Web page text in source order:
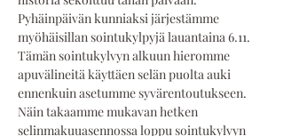
Pyhäinpäivän kunniaksi järjestämme
myöhäisillan sointukylpyjä lauantaina 6.11.
Tämän sointukylvyn alkuun hieromme
apuvälineitä käyttäen selän puolta auki
ennenkuin asetumme syvärentoutukseen.
Näin takaamme mukavan hetken
selinmakuuasennossa loppu sointukylvyn